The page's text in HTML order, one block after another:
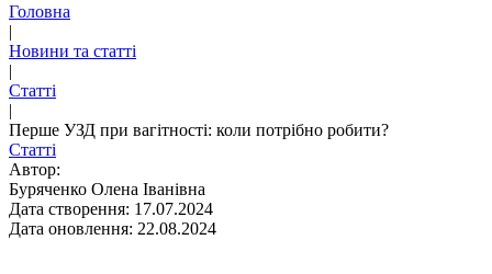
Головна
|
Новини та статті
|
Статті
|
Перше УЗД при вагітності: коли потрібно робити?
Статті
Автор:
Буряченко Олена Іванівна
Дата створення: 17.07.2024
Дата оновлення: 22.08.2024